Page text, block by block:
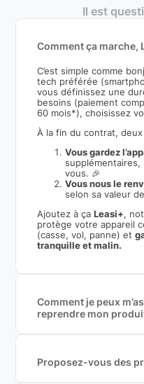
Il est
Comment ça marche,
C’est simple comme
tech préférée
vous définissez une
besoins (paiement
60 mois*), choisissez
À la fin du contrat, deux
Vous gardez
vous. 🎉
Vous nous le
selon sa valeur
Ajoutez à çaLeasi+,
protège votre appareil
(casse, vol, panne) et
tranquille et malin.
Comment je peux
reprendre mon
garantir le meilleur prix
sommes rémunéré à la
Proposez-vous des